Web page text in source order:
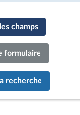
champs
formulaire
recherche